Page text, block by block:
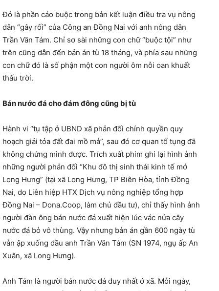
Đó là phần cáo buộc trong bản kết luận điều tra vụ nông
dân “gây rối” của Công an Đồng Nai với anh nông dân
Trần Văn Tám. Chỉ sơ sài những con chữ “buộc tội” như
trên cũng dẫn đến bản án tù 18 tháng, và phía sau những
con chữ đó là số phận một con người ôm nỗi oan khuất
thấu trời.
Bán nước đá cho đám đông cũng bị tù
Hành vi “tụ tập ở UBND xã phản đối chính quyền quy
hoạch giải tỏa đất đai mồ mả”, sau đó cơ quan tố tụng đã
không chứng minh được. Trích xuất phim ghi lại hình ảnh
những người phản đối “Khu đô thị sinh thái kinh tế mở
Long Hưng” (tại xã Long Hưng, TP Biên Hòa, tỉnh Đồng
Nai, do Liên hiệp HTX Dịch vụ nông nghiệp tổng hợp
Đồng Nai – Dona.Coop, làm chủ đầu tư), chỉ thấy hình ảnh
người đàn ông bán nước đá xuất hiện lúc vác nửa cây
nước đá bỏ vô thùng. Vậy nhưng bản án gần 600 ngày tù
vẫn ập xuống đầu anh Trần Văn Tám (SN 1974, ngụ ấp An
Xuân, xã Long Hưng).
Anh Tám là người bán nước đá duy nhất ở xã. Mỗi ngày,